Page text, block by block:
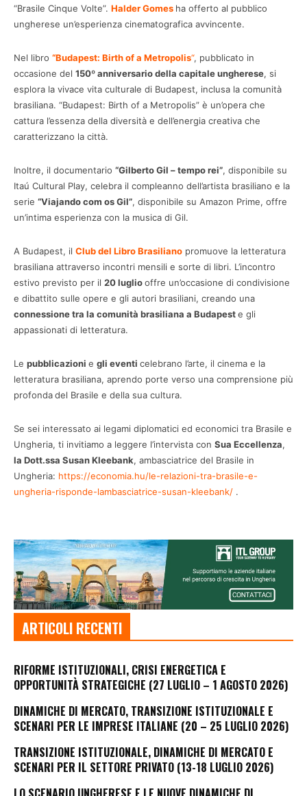
“Brasile Cinque Volte”. Halder Gomes ha offerto al pubblico
ungherese un’esperienza cinematografica avvincente.
Nel libro “Budapest: Birth of a Metropolis“, pubblicato in
occasione del 150º anniversario della capitale ungherese, si
esplora la vivace vita culturale di Budapest, inclusa la comunità
brasiliana. “Budapest: Birth of a Metropolis” è un’opera che
cattura l’essenza della diversità e dell’energia creativa che
caratterizzano la città.
Inoltre, il documentario “Gilberto Gil – tempo rei”, disponibile su
Itaú Cultural Play, celebra il compleanno dell’artista brasiliano e la
serie “Viajando com os Gil”, disponibile su Amazon Prime, offre
un’intima esperienza con la musica di Gil.
A Budapest, il Club del Libro Brasiliano promuove la letteratura
brasiliana attraverso incontri mensili e sorte di libri. L’incontro
estivo previsto per il 20 lugliooffre un’occasione di condivisione
e dibattito sulle opere e gli autori brasiliani, creando una
connessione tra la comunità brasiliana a Budapeste gli
appassionati di letteratura.
Le pubblicazioni e gli eventi celebrano l’arte, il cinema e la
letteratura brasiliana, aprendo porte verso una comprensione più
profondadel Brasile e della sua cultura.
Se sei interessato ai legami diplomatici ed economici tra Brasile e
Ungheria, ti invitiamo a leggere l’intervista con Sua Eccellenza,
la Dott.ssa Susan Kleebank, ambasciatrice del Brasile in
Ungheria: https://economia.hu/le-relazioni-tra-brasile-e-
ungheria-risponde-lambasciatrice-susan-kleebank/ .
ARTICOLI RECENTI
RIFORME ISTITUZIONALI, CRISI ENERGETICA E
OPPORTUNITÀ STRATEGICHE (27 LUGLIO – 1 AGOSTO 2026)
DINAMICHE DI MERCATO, TRANSIZIONE ISTITUZIONALE E
SCENARI PER LE IMPRESE ITALIANE (20 – 25 LUGLIO 2026)
TRANSIZIONE ISTITUZIONALE, DINAMICHE DI MERCATO E
SCENARI PER IL SETTORE PRIVATO (13-18 LUGLIO 2026)